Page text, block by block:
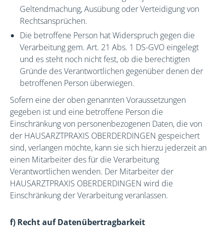
Geltendmachung, Ausübung oder Verteidigung von
Rechtsansprüchen.
Die betroffene Person hat Widerspruch gegen die
Verarbeitung gem. Art. 21 Abs. 1 DS-GVO eingelegt
und es steht noch nicht fest, ob die berechtigten
Gründe des Verantwortlichen gegenüber denen der
betroffenen Person überwiegen.
Sofern eine der oben genannten Voraussetzungen
gegeben ist und eine betroffene Person die
Einschränkung von personenbezogenen Daten, die von
der HAUSARZTPRAXIS OBERDERDINGEN gespeichert
sind, verlangen möchte, kann sie sich hierzu jederzeit an
einen Mitarbeiter des für die Verarbeitung
Verantwortlichen wenden. Der Mitarbeiter der
HAUSARZTPRAXIS OBERDERDINGEN wird die
Einschränkung der Verarbeitung veranlassen.
f) Recht auf Datenübertragbarkeit